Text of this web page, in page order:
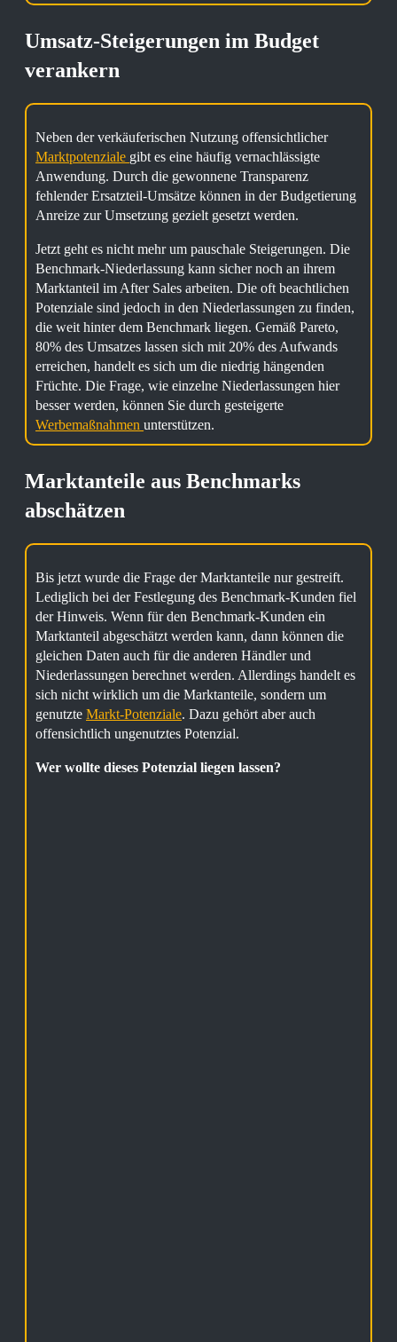
Umsatz-Steigerungen im Budget
verankern
Neben der verkäuferischen Nutzung offensichtlicher
Marktpotenziale gibt es eine häufig vernachlässigte
Anwendung. Durch die gewonnene Transparenz
fehlender Ersatzteil-Umsätze können in der Budgetierung
Anreize zur Umsetzung gezielt gesetzt werden.
Jetzt geht es nicht mehr um pauschale Steigerungen. Die
Benchmark-Niederlassung kann sicher noch an ihrem
Marktanteil im After Sales arbeiten. Die oft beachtlichen
Potenziale sind jedoch in den Niederlassungen zu finden,
die weit hinter dem Benchmark liegen. Gemäß Pareto,
80% des Umsatzes lassen sich mit 20% des Aufwands
erreichen, handelt es sich um die niedrig hängenden
Früchte. Die Frage, wie einzelne Niederlassungen hier
besser werden, können Sie durch gesteigerte
Werbemaßnahmen unterstützen.
Marktanteile aus Benchmarks
abschätzen
Bis jetzt wurde die Frage der Marktanteile nur gestreift.
Lediglich bei der Festlegung des Benchmark-Kunden fiel
der Hinweis. Wenn für den Benchmark-Kunden ein
Marktanteil abgeschätzt werden kann, dann können die
gleichen Daten auch für die anderen Händler und
Niederlassungen berechnet werden. Allerdings handelt es
sich nicht wirklich um die Marktanteile, sondern um
genutzte Markt-Potenziale. Dazu gehört aber auch
offensichtlich ungenutztes Potenzial.
Wer wollte dieses Potenzial liegen lassen?